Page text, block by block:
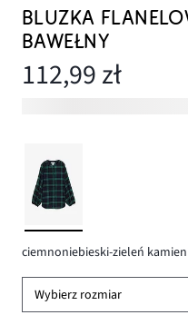
BLUZKA
BAWEŁNY
112,99 zł
ciemnoniebieski-zieleń
Wybierz rozmiar